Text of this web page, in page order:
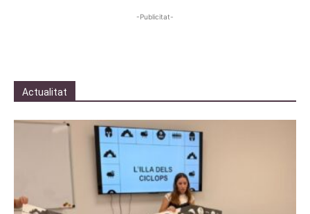
-Publicitat-
Actualitat